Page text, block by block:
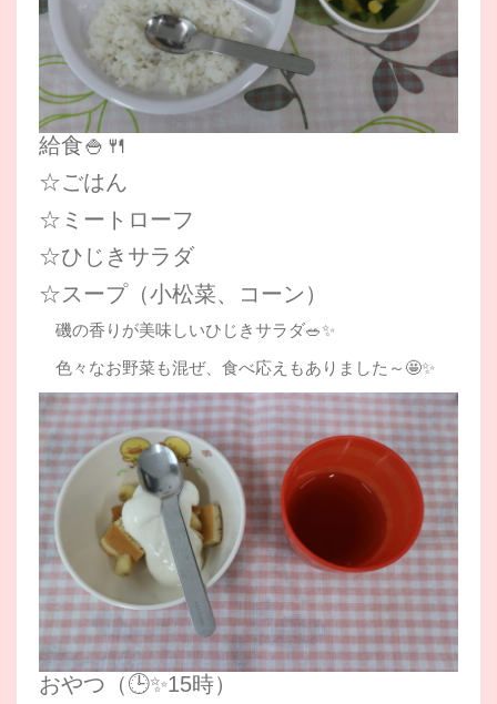
給食🍚🍴
☆ごはん
☆ミートローフ
☆ひじきサラダ
☆スープ（小松菜、コーン）
磯の香りが美味しいひじきサラダ🥗✨
色々なお野菜も混ぜ、食べ応えもありました～🤩✨
おやつ（🕒✨15時）